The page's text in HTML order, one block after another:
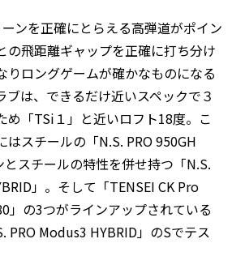
ンを正確にとらえる高弾道がポイン
の飛距離ギャップを正確に打ち分け
りロングゲームが確かなものになる
ブは、できるだけ近いスペックで３
め「TSi１」と近いロフト18度。こ
はスチールの「N.S. PRO 950GH
スチールの特性を併せ持つ「N.S.
」。そして「TENSEI CK Pro
」の3つがラインアップされている
PRO Modus3 HYBRID」のSでテス